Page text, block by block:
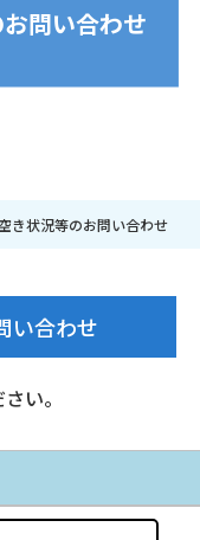
問い合わせ
き状況等のお問い合わせ
い合わせ
い。